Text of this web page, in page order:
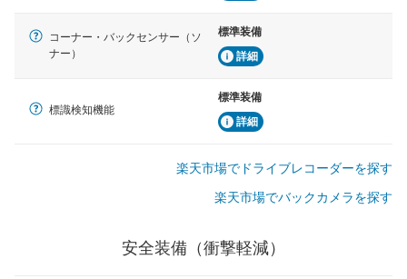
コーナー・バックセンサー（ソ
ナー）
標準装備
詳細
標識検知機能
標準装備
詳細
楽天市場でドライブレコーダーを探す
楽天市場でバックカメラを探す
安全装備（衝撃軽減）